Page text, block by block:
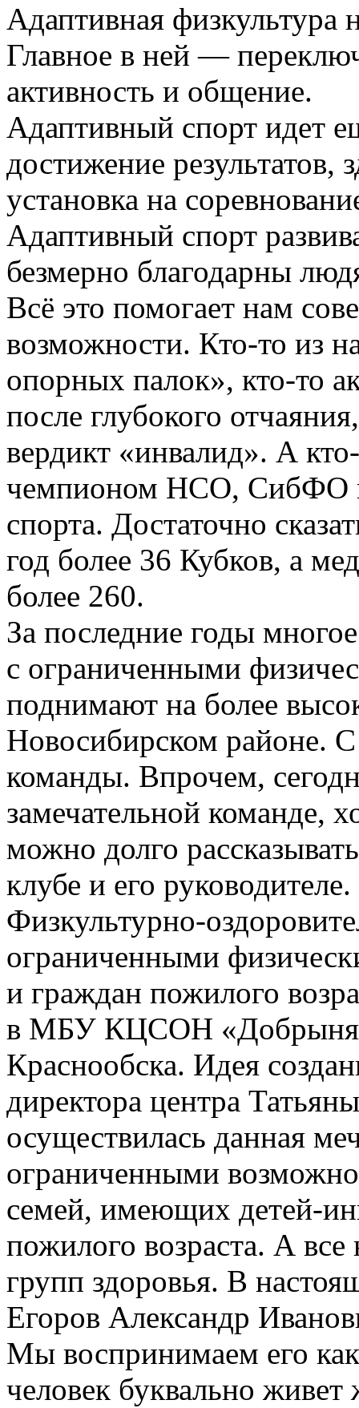
Адаптивная физкультура
Главное в ней —
активность и общение.
Адаптивный спорт идет
достижение
установка на
Адаптивный спорт
безмерно благодарны
Всё это помогает нам
возможности. Кто-то из
опорных палок», кто-то
после глубокого
вердикт «инвалид». А
чемпионом НСО, СибФО
спорта. Достаточно
год более 36 Кубков, а
более 260.
За последние годы
с ограниченными
поднимают на более
Новосибирском районе. С
команды. Впрочем,
замечательной команде,
можно долго
клубе и его руководителе.
Физкультурно-
ограниченными
и граждан пожилого
в МБУ КЦСОН «Добрыня»
Краснообска. Идея
директора центра
осуществилась данная
ограниченными
семей, имеющих детей-
пожилого возраста. А все
групп здоровья. В
Егоров Александр
Мы воспринимаем его
человек буквально